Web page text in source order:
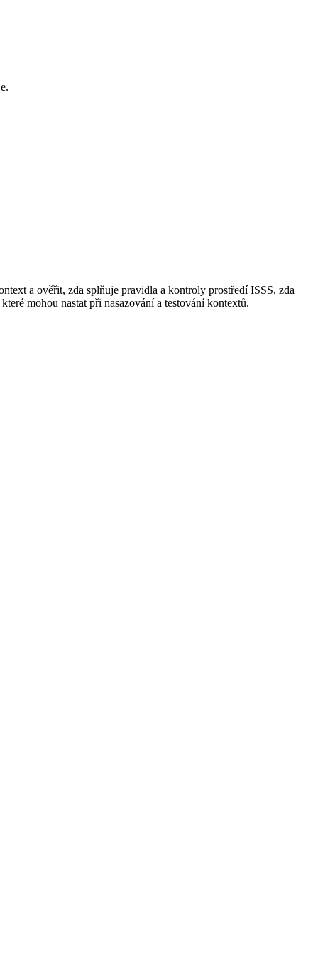
a ověřit, zda splňuje pravidla a kontroly prostředí ISSS, zda
mohou nastat při nasazování a testování kontextů.